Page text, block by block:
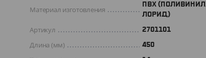
Материал изготовления
ПВХ
ЛОРИД)
Артикул 2701101
Длина (мм) 450